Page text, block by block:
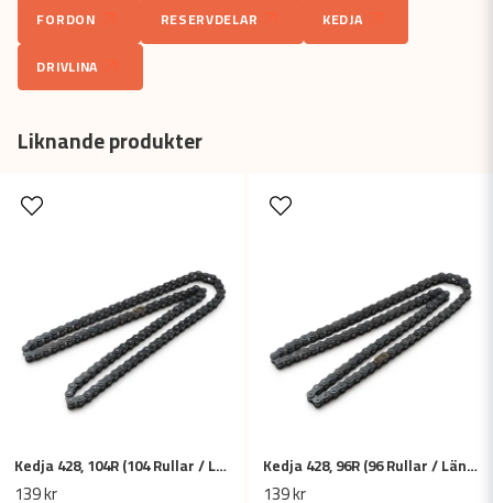
Liknande produkter
Kedja 428, 104R (104 Rullar / Länkar)
139 kr
Kedja 428, 96R (96 Rullar / Länkar)
139 kr
name
Namn
Ja, ni får publicera min fråga
Skicka fråga
FORDON RESERVDELAR
KEDJA
DRIVLINA